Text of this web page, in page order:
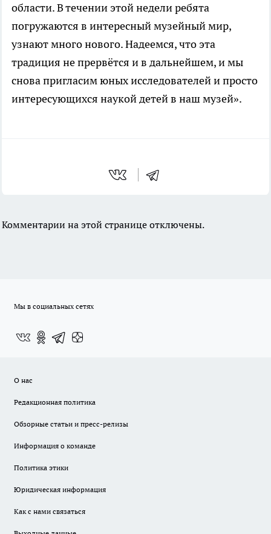
области. В течении этой недели ребята
погружаются в интересный музейный мир,
узнают много нового. Надеемся, что эта
традиция не прервётся и в дальнейшем, и мы
снова пригласим юных исследователей и просто
интересующихся наукой детей в наш музей».
Комментарии на этой странице отключены.
Мы в социальных сетях
О нас
Редакционная политика
Обзорные статьи и пресс-релизы
Информация о команде
Политика этики
Юридическая информация
Как с нами связаться